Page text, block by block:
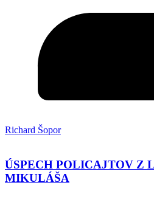
Richard Šopor
ÚSPECH POLICAJTOV Z
MIKULÁŠA